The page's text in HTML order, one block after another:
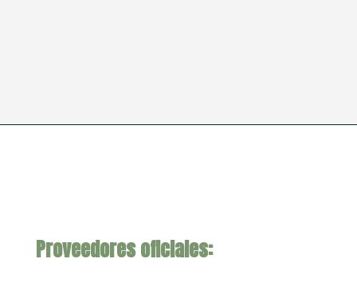
Proveedores oficiales: